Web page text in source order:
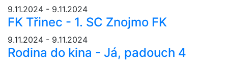
9.11.2024 - 9.11.2024
FK Třinec - 1. SC Znojmo FK
9.11.2024 - 9.11.2024
Rodina do kina - Já, padouch 4